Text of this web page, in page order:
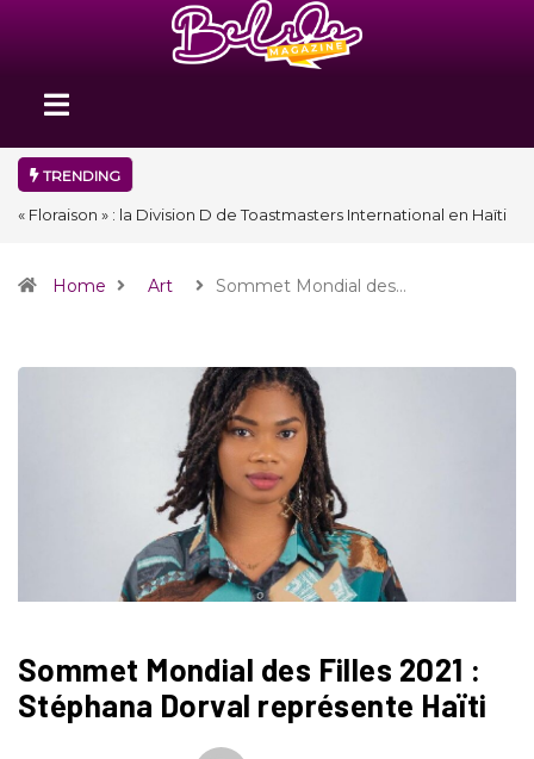
TRENDING
« Floraison » : la Division D de Toastmasters International en Haïti
Home Art Sommet Mondial des…
Sommet Mondial des Filles 2021 :
Stéphana Dorval représente Haïti